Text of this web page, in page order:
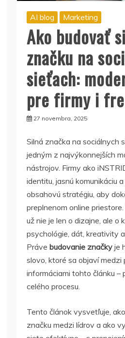
AI blog Marketing
Ako budovať
značku na
sieťach:
pre firmy i
27 novembra, 2025
Silná značka na sociálnych
jedným z najvýkonnejších
nástrojov. Firmy ako
identitu, jasnú komunikáciu
obsahovú stratégiu, aby
preplnenom online
už nie je len o dizajne, ale o
psychológie, dát, kreativity
Práve budovanie značky je
slovo, ktoré sa objaví medzi
informáciami tohto článku –
celého procesu.
Tento článok vysvetľuje,
značku medzi lídrov a ako